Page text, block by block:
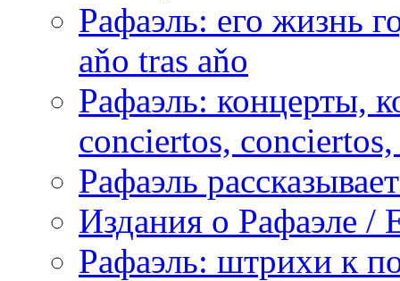
Рафаэль: его жизнь
aňo tras aňo
Рафаэль: концерты,
conciertos,
Рафаэль
Издания о Рафаэле /
Рафаэль: штрихи к